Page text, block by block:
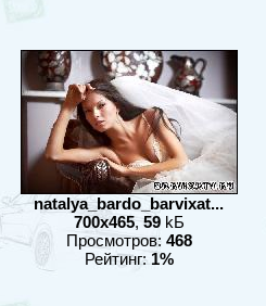
natalya_bardo_barvixat...
700x465, 59kБ
Просмотров: 468
Рейтинг: 1%